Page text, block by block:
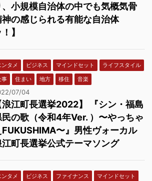
、小規模自治体の中でも気概気骨
神の感じられる有能な自治体
】
ンタメ ビジネス マインドセット
ライフスタイル
事
住まい 地方 移住 音楽
07/04
浪江町長選挙2022】 『シン・福島
民の歌（令和4年Ver. ）〜やっちゃ
FUKUSHIMA〜』男性ヴォーカル
江町長選挙公式テーマソング
ンタメ ビジネス ファイナンス
マインドセット